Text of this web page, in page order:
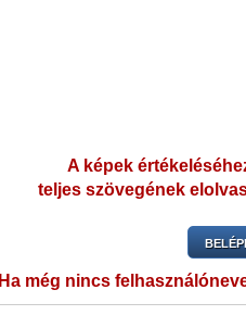
A képek
teljes szövegének
Ha még nincs